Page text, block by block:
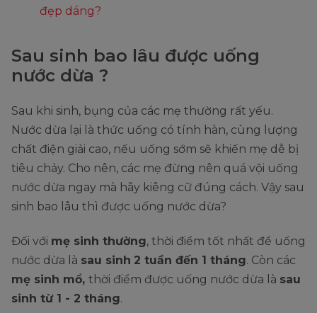
đẹp dáng?
Sau sinh bao lâu được uống
nước dừa ?
Sau khi sinh, bụng của các mẹ thường rất yếu.
Nước dừa lại là thức uống có tính hàn, cùng lượng
chất điện giải cao, nếu uống sớm sẽ khiến mẹ dễ bị
tiêu chảy. Cho nên, các mẹ đừng nên quá vội uống
nước dừa ngay mà hãy kiêng cữ đúng cách. Vậy sau
sinh bao lâu thì được uống nước dừa?
Đối với mẹ sinh thường, thời điểm tốt nhất để uống
nước dừa là sau sinh 2 tuần đến 1 tháng. Còn các
mẹ sinh mổ, thời điểm được uống nước dừa là sau
sinh từ 1 - 2 tháng.